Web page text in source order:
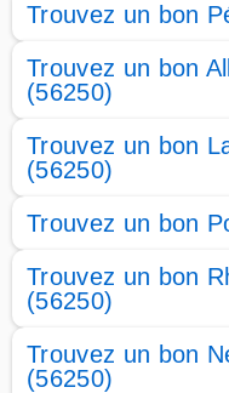
Trouvez un bon
Trouvez un bon
(56250)
Trouvez un bon
(56250)
Trouvez un bon
Trouvez un bon
(56250)
Trouvez un bon
(56250)